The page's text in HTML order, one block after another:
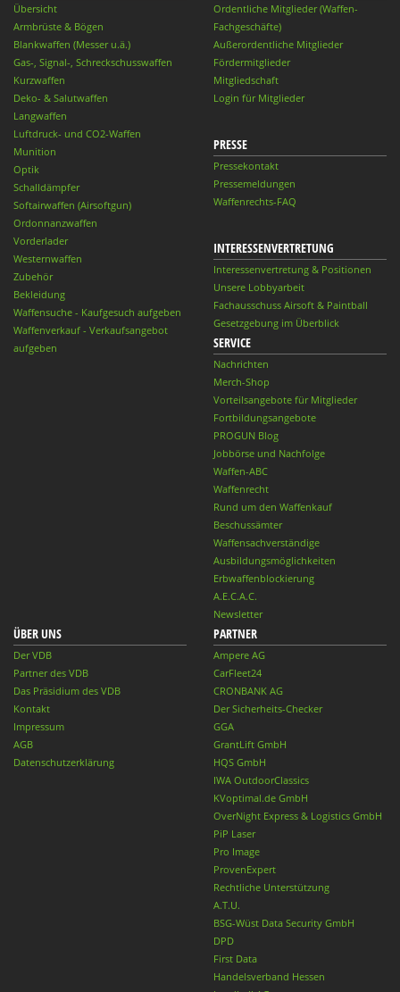
Übersicht
Armbrüste & Bögen
Blankwaffen (Messer u.ä.)
Gas-, Signal-, Schreckschusswaffen
Kurzwaffen
Deko- & Salutwaffen
Langwaffen
Luftdruck- und CO2-Waffen
Munition
Optik
Schalldämpfer
Softairwaffen (Airsoftgun)
Ordonnanzwaffen
Vorderlader
Westernwaffen
Zubehör
Bekleidung
Waffensuche - Kaufgesuch aufgeben
Waffenverkauf - Verkaufsangebot
aufgeben
Ordentliche Mitglieder (Waffen-
Fachgeschäfte)
Außerordentliche Mitglieder
Fördermitglieder
Mitgliedschaft
Login für Mitglieder
PRESSE
Pressekontakt
Pressemeldungen
Waffenrechts-FAQ
INTERESSENVERTRETUNG
Interessenvertretung & Positionen
Unsere Lobbyarbeit
Fachausschuss Airsoft & Paintball
Gesetzgebung im Überblick
SERVICE
Nachrichten
Merch-Shop
Vorteilsangebote für Mitglieder
Fortbildungsangebote
PROGUN Blog
Jobbörse und Nachfolge
Waffen-ABC
Waffenrecht
Rund um den Waffenkauf
Beschussämter
Waffensachverständige
Ausbildungsmöglichkeiten
Erbwaffenblockierung
A.E.C.A.C.
Newsletter
ÜBER UNS
Der VDB
Partner des VDB
Das Präsidium des VDB
Kontakt
Impressum
AGB
Datenschutzerklärung
PARTNER
Ampere AG
CarFleet24
CRONBANK AG
Der Sicherheits-Checker
GGA
GrantLift GmbH
HQS GmbH
IWA OutdoorClassics
KVoptimal.de GmbH
OverNight Express & Logistics GmbH
PiP Laser
Pro Image
ProvenExpert
Rechtliche Unterstützung
A.T.U.
BSG-Wüst Data Security GmbH
DPD
First Data
Handelsverband Hessen